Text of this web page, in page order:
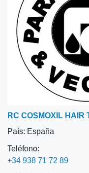
RC COSMOXIL HAIR
País: España
Teléfono:
+34 938 71 72 89